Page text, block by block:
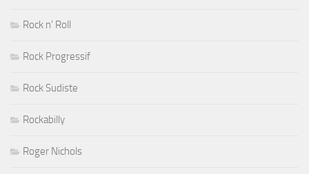
Rock n' Roll
Rock Progressif
Rock Sudiste
Rockabilly
Roger Nichols